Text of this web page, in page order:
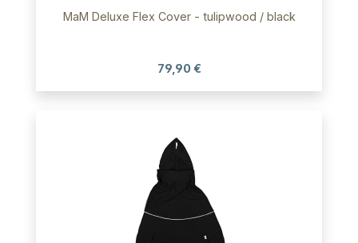
MaM Deluxe Flex Cover - tulipwood / black
79,90 €